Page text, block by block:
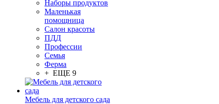
Наборы продуктов
Маленькая
помощница
Салон красоты
ПДД
Профессии
Семья
Ферма
+ ЕЩЕ 9
Мебель для детского сада